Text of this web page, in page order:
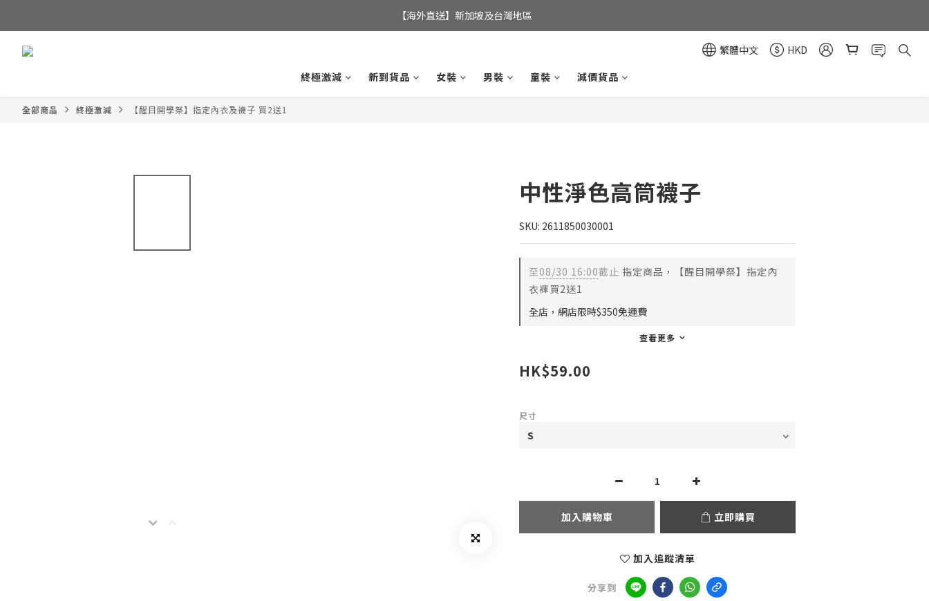
全店滿$350，即可享港澳地區免運費;
【海外直送】新加坡及台灣地區
繁體中文
HKD
終極激減
新到貨品 女裝 男裝 童裝 減價貨品
全部商品 終極激減 【醒目開學祭】指定內衣及襪子 買2送1
中性淨色高筒襪子
SKU: 2611850030001
至08/30 16:00截止 指定商品，【醒目開學祭】指定內
衣褲買2送1
全店，網店限時$350免運費
查看更多
HK$59.00
尺寸
加入購物車 立即購買
加入追蹤清單
分享到